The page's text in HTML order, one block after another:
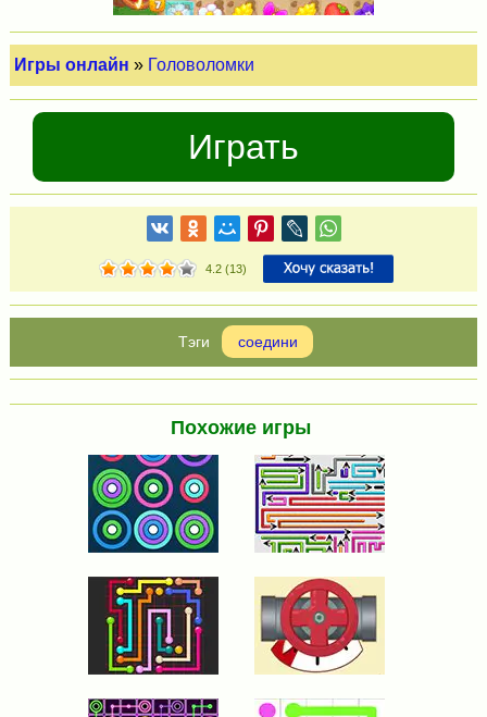
Игры онлайн » Головоломки
Играть
4.2(13)
соедини
Похожие игры